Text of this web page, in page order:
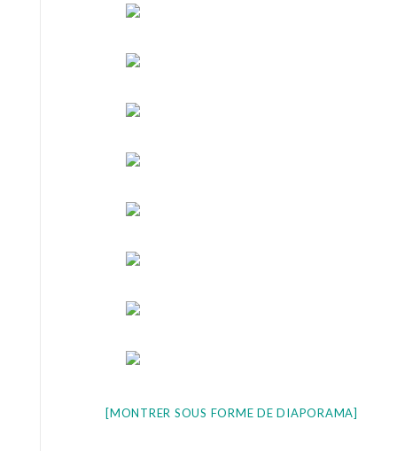
[MONTRER SOUS FORME DE DIAPORAMA]